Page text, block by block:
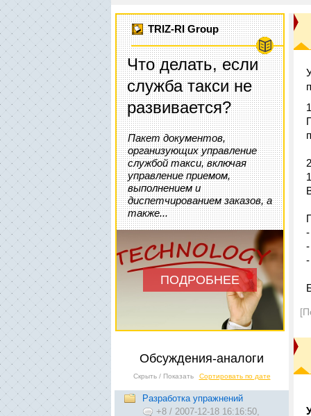
TRIZ-RI Group
Что делать, если
служба такси не
развивается?
Пакет документов,
организующих управление
службой такси, включая
управление приемом,
выполнением и
диспетчированием заказов, а
также...
ПОДРОБНЕЕ
Обсуждения-аналоги
Скрыть / Показать Сортировать по дате
Разработка упражнений
+8 / 2007-12-18 16:16:50,